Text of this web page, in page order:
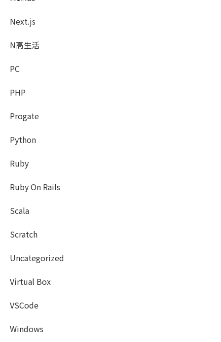
Next.js
N高生活
PC
PHP
Progate
Python
Ruby
Ruby On Rails
Scala
Scratch
Uncategorized
Virtual Box
VSCode
Windows